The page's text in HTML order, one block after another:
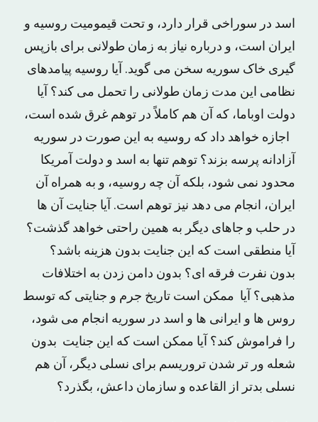
اسد در سوراخی قرار دارد، و تحت قیمومیت روسیه و
ایران است، و درباره نیاز به زمان طولانی برای بازپس
گیری خاک سوریه سخن می گوید. آیا روسیه پیامدهای
نظامی این مدت زمان طولانی را تحمل می کند؟ آیا
دولت اوباما، که آن هم کاملاً در توهم غرق شده است،
اجازه خواهد داد که روسیه به این صورت در سوریه
آزادانه پرسه بزند؟ توهم تنها به اسد و دولت آمریکا
محدود نمی شود، بلکه آن چه روسیه، و به همراه آن
ایران، انجام می دهد نیز توهم است. آیا جنایت آن ها
در حلب و جاهای دیگر به همین راحتی خواهد گذشت؟
آیا منطقی است که این جنایت بدون هزینه باشد؟
بدون نفرت فرقه ای؟ بدون دامن زدن به اختلافات
مذهبی؟ آیا ممکن است تاریخ جرم و جنایتی که توسط
روس ها و ایرانی ها و اسد در سوریه انجام می شود،
را فراموش کند؟ آیا ممکن است که این جنایت بدون
شعله ور تر شدن تروریسم برای نسلی دیگر، آن هم
نسلی بدتر از القاعده و سازمان داعش، بگذرد؟